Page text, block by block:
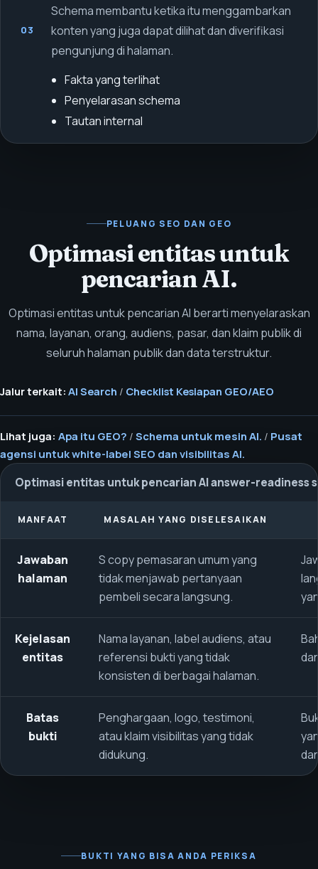
03
Schema membantu ketika itu menggambarkan
konten yang juga dapat dilihat dan diverifikasi
pengunjung di halaman.
Fakta yang terlihat
Penyelarasan schema
Tautan internal
PELUANG SEO DAN GEO
Optimasi entitas untuk
pencarian AI.
Optimasi entitas untuk pencarian AI berarti menyelaraskan
nama, layanan, orang, audiens, pasar, dan klaim publik di
seluruh halaman publik dan data terstruktur.
Jalur terkait: AI Search / Checklist Kesiapan GEO/AEO
Lihat juga: Apa itu GEO? / Schema untuk mesin AI. / Pusat
agensi untuk white-label SEO dan visibilitas AI.
Optimasi entitas untuk pencarian AI answer-readiness
MANFAAT MASALAH YANG DISELESAIKAN
Jawaban
halaman
S copy pemasaran umum yang
tidak menjawab pertanyaan
pembeli secara langsung.
Kejelasan
entitas
Nama layanan, label audiens, atau
referensi bukti yang tidak
konsisten di berbagai halaman.
Batas
bukti
Penghargaan, logo, testimoni,
atau klaim visibilitas yang tidak
didukung.
BUKTI YANG BISA ANDA PERIKSA